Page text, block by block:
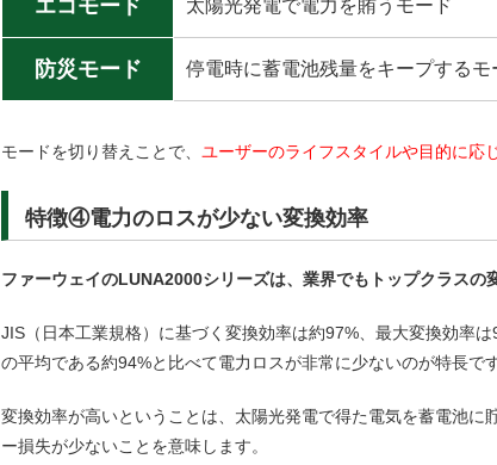
エコモード 太陽光発電で電力を賄うモード
防災モード 停電時に蓄電池残量をキープするモ
モードを切り替えことで、 ユーザーのライフスタイルや目的に応
特徴④電力のロスが少ない変換効率
ファーウェイのLUNA2000シリーズは、業界でもトップクラスの
JIS（日本工業規格）に基づく変換効率は約97%、最大変換効率
の平均である約94%と比べて電力ロスが非常に少ないのが特長です
変換効率が高いということは、太陽光発電で得た電気を蓄電池に
ー損失が少ないことを意味します。